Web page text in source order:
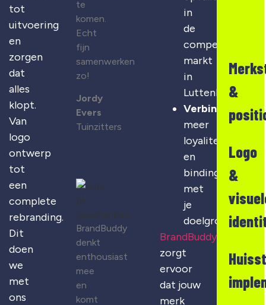
tot
uitvoering
en
zorgen
dat
alles
klopt.
Van
logo
ontwerp
tot
een
complete
rebranding.
Dit
doen
we
met
ons
te
komen.
Echt
fijn
samenwerken
zo!
Jordy
Evers
Tuinzitters
BrandBuddy
denkt
enthousiast
mee
en
komt
in
de
competitieve
markt
in
Luttenberg
Verbinding
meer
loyaliteit
en
binding
met
je
doelgroep
BrandBuddy
zorgt
ervoor
dat jouw
merk
&
Logo
&